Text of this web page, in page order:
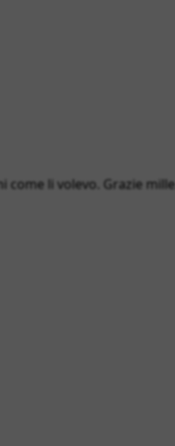
li volevo. Grazie mille.